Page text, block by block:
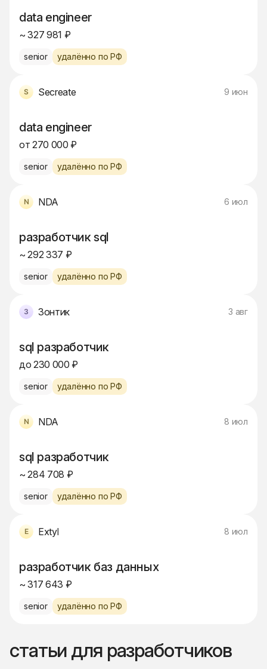
data engineer
~ 327 981 ₽
senior удалённо по РФ
Secreate 9 июн
data engineer
от 270 000 ₽
senior удалённо по РФ
NDA 6 июл
разработчик sql
~ 292 337 ₽
senior удалённо по РФ
Зонтик 3 авг
sql разработчик
до 230 000 ₽
senior удалённо по РФ
NDA 8 июл
sql разработчик
~ 284 708 ₽
senior удалённо по РФ
Extyl 8 июл
разработчик баз данных
~ 317 643 ₽
senior удалённо по РФ
статьи для разработчиков